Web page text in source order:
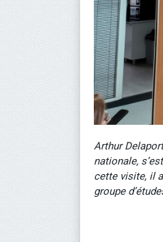
Arthur
nationale,
cette visite, il
groupe